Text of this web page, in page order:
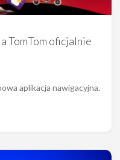
TomTom oficjalnie
aplikacja nawigacyjna.